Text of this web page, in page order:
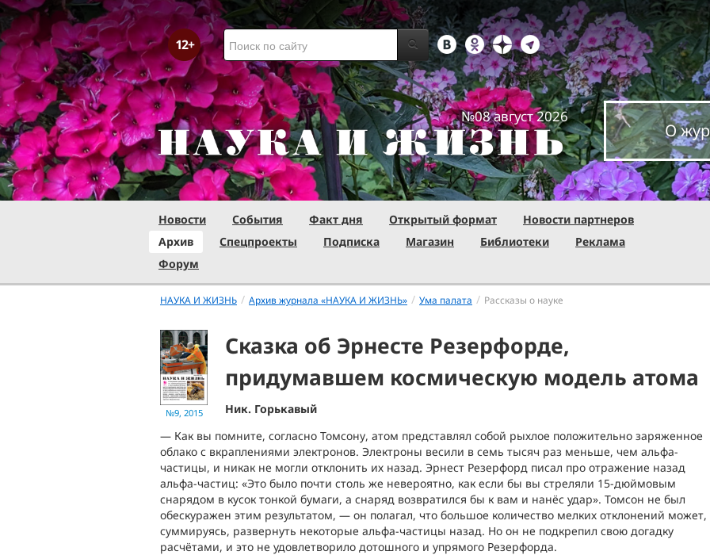
№08 август 2026
О
Новости События Факт дня Открытый формат
Новости партнеров
Архив
Спецпроекты Подписка Магазин Библиотеки
Реклама
Форум
НАУКА И ЖИЗНЬ / Архив журнала «НАУКА И ЖИЗНЬ» / Ума палата / Рассказы о науке
№9, 2015
Сказка об Эрнесте Резерфорде,
придумавшем космическую модель атома
Ник. Горькавый
— Как вы помните, согласно Томсону, атом представлял собой рыхлое положительно заряженное
облако с вкраплениями электронов. Электроны весили в семь тысяч раз меньше, чем альфа-
частицы, и никак не могли отклонить их назад. Эрнест Резерфорд писал про отражение назад
альфа-частиц: «Это было почти столь же невероятно, как если бы вы стреляли 15-дюймовым
снарядом в кусок тонкой бумаги, а снаряд возвратился бы к вам и нанёс удар». Томсон не был
обескуражен этим результатом, — он полагал, что большое количество мелких отклонений может,
суммируясь, развернуть некоторые альфа-частицы назад. Но он не подкрепил свою догадку
расчётами, и это не удовлетворило дотошного и упрямого Резерфорда.